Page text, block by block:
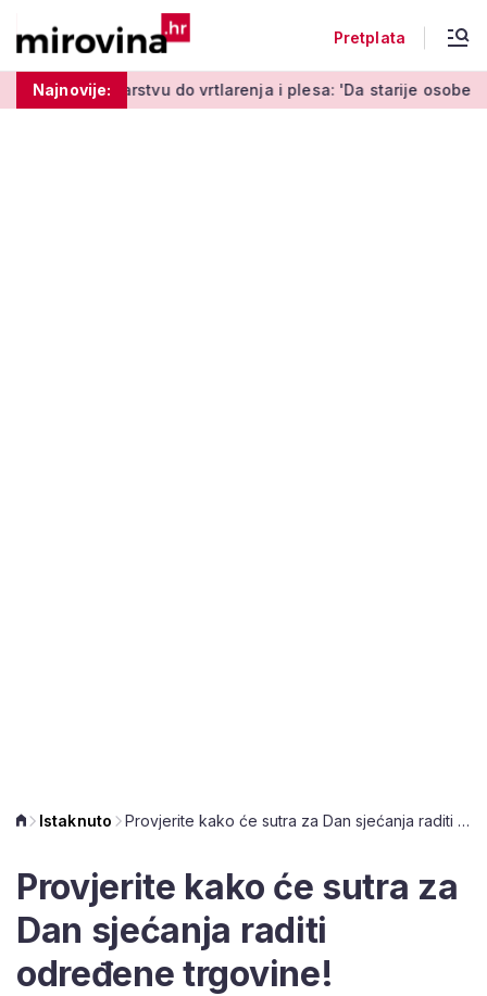
Pretplata
Najnovije:
do vrtlarenja i plesa: 'Da starije osobe ne ostavimo same'
Istaknuto Provjerite kako će sutra za Dan sjećanja raditi određene trgovine!
Provjerite kako će sutra za
Dan sjećanja raditi
određene trgovine!